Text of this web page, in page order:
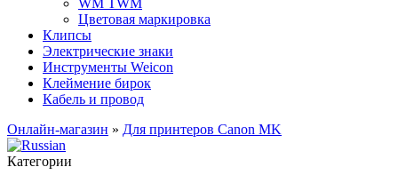
WM TWM
Цветовая маркировка
Клипсы
Электрические знаки
Инструменты Weicon
Клеймение бирок
Кабель и провод
Онлайн-магазин » Для принтеров Canon MK
Категории